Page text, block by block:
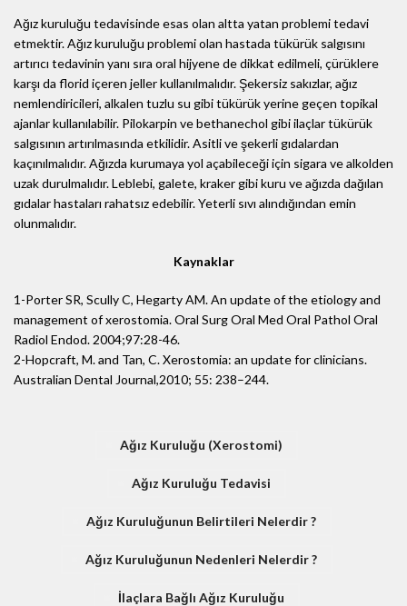
Ağız kuruluğu tedavisinde esas olan altta yatan problemi tedavi
etmektir. Ağız kuruluğu problemi olan hastada tükürük salgısını
artırıcı tedavinin yanı sıra oral hijyene de dikkat edilmeli, çürüklere
karşı da florid içeren jeller kullanılmalıdır. Şekersiz sakızlar, ağız
nemlendiricileri, alkalen tuzlu su gibi tükürük yerine geçen topikal
ajanlar kullanılabilir. Pilokarpin ve bethanechol gibi ilaçlar tükürük
salgısının artırılmasında etkilidir. Asitli ve şekerli gıdalardan
kaçınılmalıdır. Ağızda kurumaya yol açabileceği için sigara ve alkolden
uzak durulmalıdır. Leblebi, galete, kraker gibi kuru ve ağızda dağılan
gıdalar hastaları rahatsız edebilir. Yeterli sıvı alındığından emin
olunmalıdır.
Kaynaklar
1-Porter SR, Scully C, Hegarty AM. An update of the etiology and
management of xerostomia. Oral Surg Oral Med Oral Pathol Oral
Radiol Endod. 2004;97:28-46.
2-Hopcraft, M. and Tan, C. Xerostomia: an update for clinicians.
Australian Dental Journal,2010; 55: 238–244.
Ağız Kuruluğu (xerostomi)
Ağız Kuruluğu Tedavisi
Ağız Kuruluğunun Belirtileri Nelerdir ?
Ağız Kuruluğunun Nedenleri Nelerdir ?
İlaçlara Bağlı Ağız Kuruluğu